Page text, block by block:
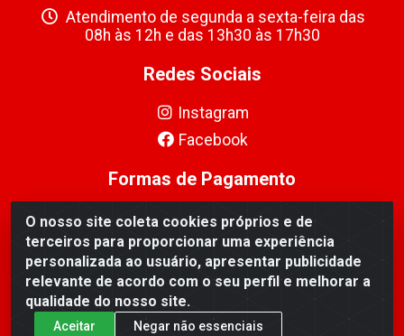
O nosso site coleta cookies próprios e de
terceiros para proporcionar uma experiência
personalizada ao usuário, apresentar publicidade
relevante de acordo com o seu perfil e melhorar a
qualidade do nosso site.
Aceitar Negar não essenciais
Atendimento de segunda a sexta-feira das
08h às 12h e das 13h30 às 17h30
Redes Sociais
Instagram
Facebook
Formas de Pagamento
Ricopeças Comércio de componentes Eletrônicos Ltda -
Rua Alicio Francisco Mafra, 968 - Jardim Taroba,
Cambé/PR - CEP 86.191-390 - CNPJ 06.241.208/0001-